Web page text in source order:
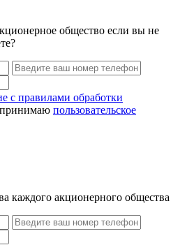
общество если вы не
с правилами обработки
пользовательское
каждого акционерного общества